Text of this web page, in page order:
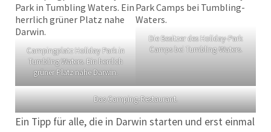
Campingplatz Holiday Park in
Tumbling Waters. Ein herrlich
grüner Platz nahe Darwin.
Die Besitzer des Holiday-Park
Camps bei Tumbling-Waters.
Das Camping-Restaurant.
Ein Tipp für alle, die in Darwin starten und erst einmal